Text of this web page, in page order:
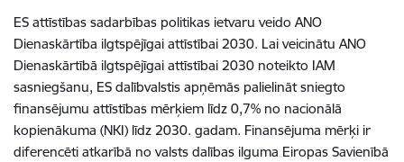
ES attīstības sadarbības politikas ietvaru veido ANO
Dienaskārtība ilgtspējīgai attīstībai 2030. Lai veicinātu ANO
Dienaskārtībā ilgtspējīgai attīstībai 2030 noteikto IAM
sasniegšanu, ES dalībvalstis apņēmās palielināt sniegto
finansējumu attīstības mērķiem līdz 0,7% no nacionālā
kopienākuma (NKI) līdz 2030. gadam. Finansējuma mērķi ir
diferencēti atkarībā no valsts dalības ilguma Eiropas Savienībā